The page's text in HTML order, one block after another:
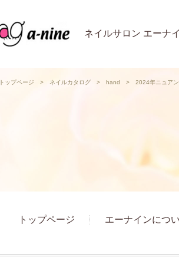
ネイルサロン エーナ
トップページ > ネイルカタログ > hand > 2024年ニュア
トップページ エーナインにつ